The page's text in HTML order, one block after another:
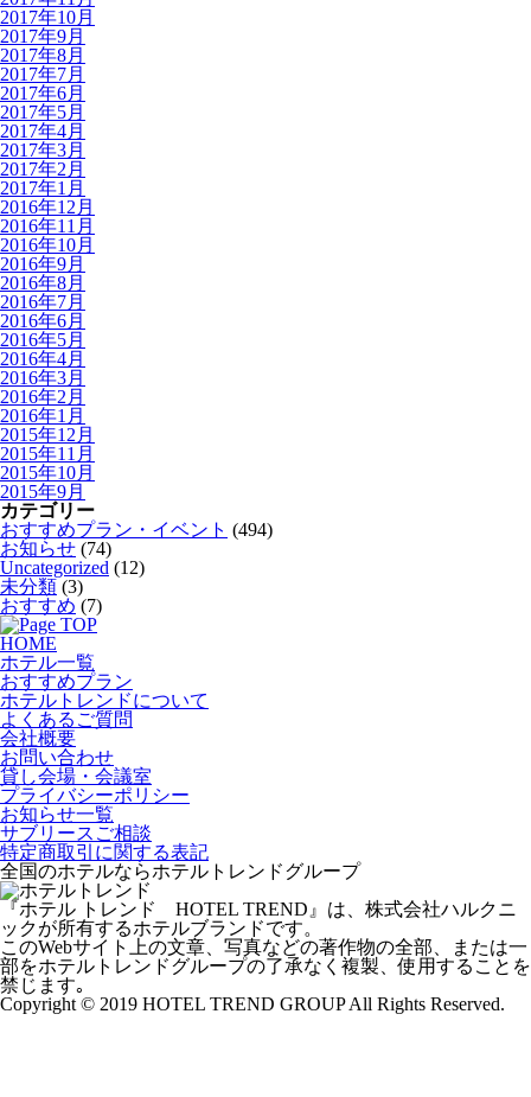
2017年10月
2017年9月
2017年8月
2017年7月
2017年6月
2017年5月
2017年4月
2017年3月
2017年2月
2017年1月
2016年12月
2016年11月
2016年10月
2016年9月
2016年8月
2016年7月
2016年6月
2016年5月
2016年4月
2016年3月
2016年2月
2016年1月
2015年12月
2015年11月
2015年10月
2015年9月
カテゴリー
おすすめプラン・イベント (494)
お知らせ (74)
Uncategorized (12)
未分類 (3)
おすすめ (7)
HOME
ホテル一覧
おすすめプラン
ホテルトレンドについて
よくあるご質問
会社概要
お問い合わせ
貸し会場・会議室
プライバシーポリシー
お知らせ一覧
サブリースご相談
特定商取引に関する表記
全国のホテルならホテルトレンドグループ
『ホテル トレンド HOTEL TREND』は、株式会社ハルクニ
ックが所有するホテルブランドです。
このWebサイト上の文章、写真などの著作物の全部、または一
部をホテルトレンドグループの了承なく複製、使用することを
禁じます｡
Copyright © 2019 HOTEL TREND GROUP All Rights Reserved.